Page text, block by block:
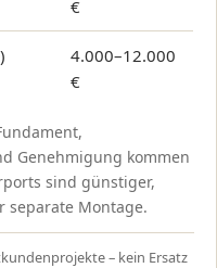
€
4.000–12.000
€
Genehmigung kommen
sind günstiger,
separate Montage.
– kein Ersatz